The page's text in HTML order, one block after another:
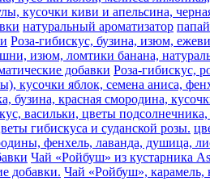
кусочки киви и апельсина,
натуральный ароматизатор
Роза-гибискус, бузина, изюм,
изюм, ломтики банана,
добавки Роза-гибискус,
яблок, семена аниса,
бузина, красная смородина,
васильки, цветы
гибискуса и суданской розы.
фенхель, лаванда, душица,
Чай «Ройбуш» из кустарника
добавки. Чай «Ройбуш», карамель,